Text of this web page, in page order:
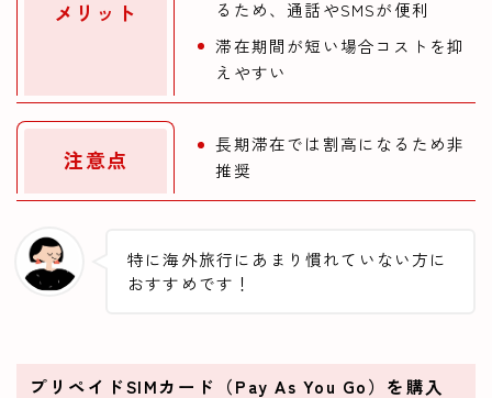
メリット
るため、通話やSMSが便利
滞在期間が短い場合コストを抑
えやすい
注意点
長期滞在では割高になるため非
推奨
特に海外旅行にあまり慣れていない方に
おすすめです！
プリペイドSIMカード（Pay As You Go） を購入